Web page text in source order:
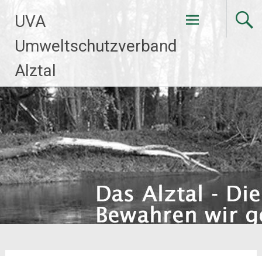
InhaltUVA
Umweltschutzverband
Alztal